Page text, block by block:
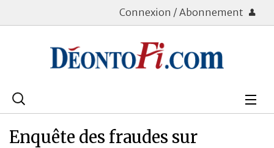
Connexion / Abonnement
Rechercher
Déontologie
Enquête des fraudes sur